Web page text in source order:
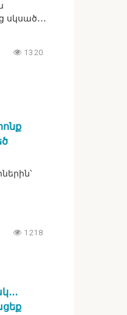
սկսած․․․
1320
1218